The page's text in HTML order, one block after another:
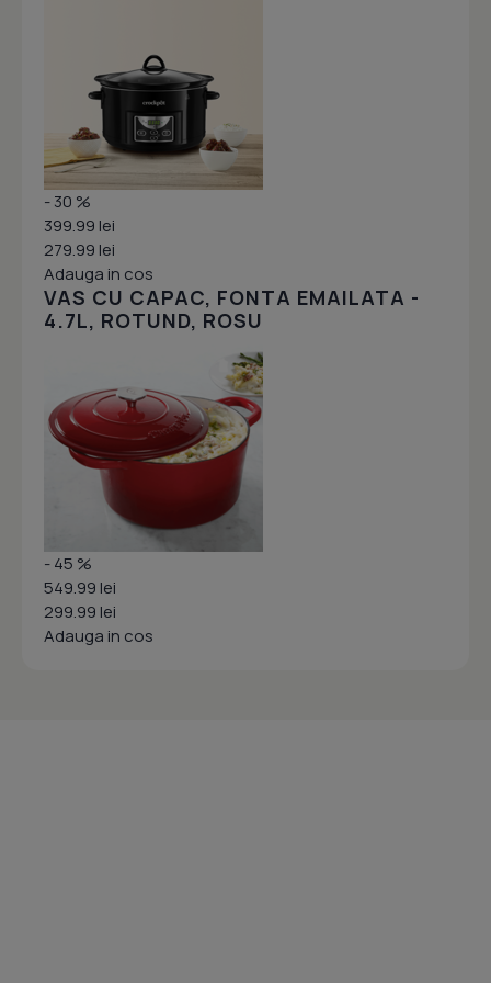
- 30 %
399.99 lei
279.99 lei
Adauga in cos
VAS CU CAPAC, FONTA EMAILATA -
4.7L, ROTUND, ROSU
- 45 %
549.99 lei
299.99 lei
Adauga in cos